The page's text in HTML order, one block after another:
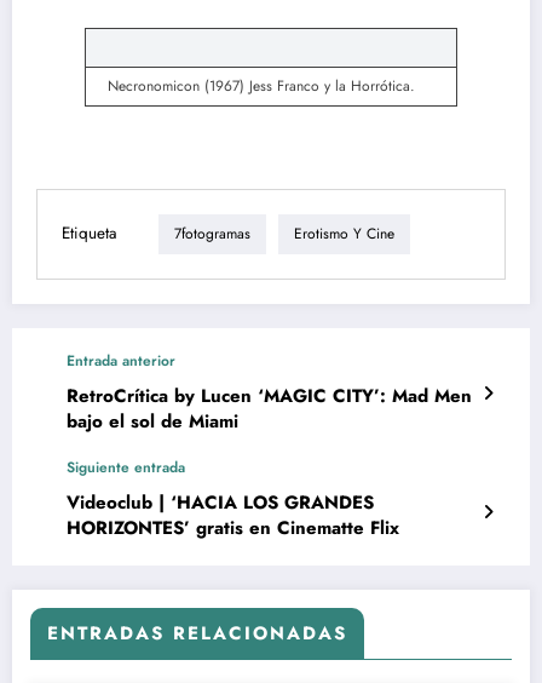
Necronomicon (1967) Jess Franco y la Horrótica.
Etiqueta 7fotogramas Erotismo Y Cine
Entrada anterior
RetroCrítica by Lucen ‘MAGIC CITY’: Mad Men
bajo el sol de Miami
Siguiente entrada
Videoclub | ‘HACIA LOS GRANDES
HORIZONTES’ gratis en Cinematte Flix
ENTRADAS RELACIONADAS